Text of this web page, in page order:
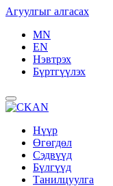
Агуулгыг алгасах
MN
EN
Нэвтрэх
Бүртгүүлэх
Нүүр
Өгөгдөл
Сэдвүүд
Бүлгүүд
Танилцуулга